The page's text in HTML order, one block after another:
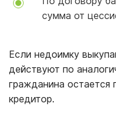
сумма от
Если недоимку
действуют по
гражданина остается
кредитор.